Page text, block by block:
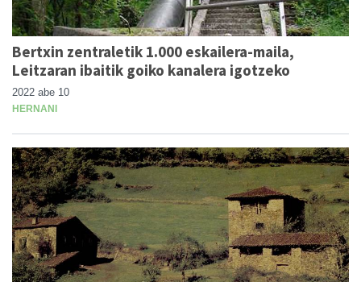
Bertxin zentraletik 1.000 eskailera-maila,
Leitzaran ibaitik goiko kanalera igotzeko
2022 abe 10
HERNANI